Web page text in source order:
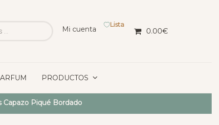
Mi cuenta
Lista
0.00€
PRODUCTOS
Capazo Piqué Bordado